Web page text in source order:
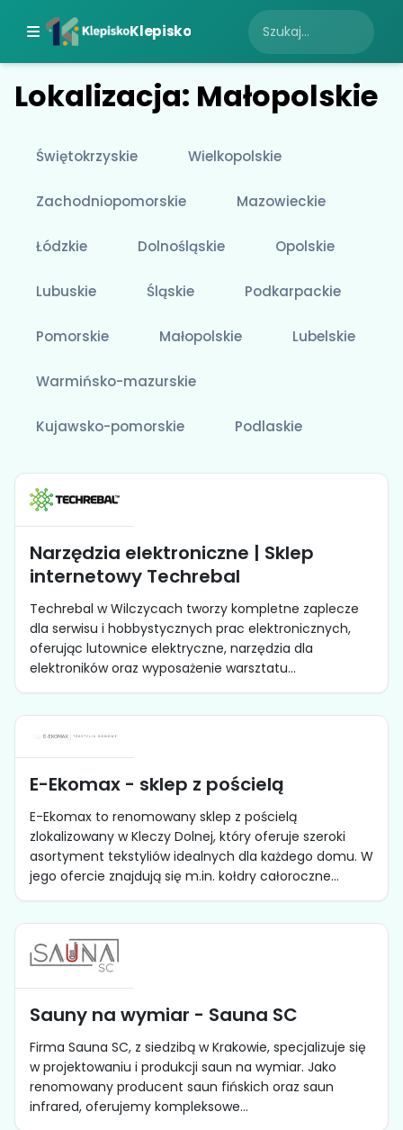
Klepisko
Lokalizacja: Małopolskie
Świętokrzyskie Wielkopolskie
Zachodniopomorskie Mazowieckie
Łódzkie Dolnośląskie Opolskie
Lubuskie Śląskie Podkarpackie
Pomorskie Małopolskie Lubelskie
Warmińsko-mazurskie
Kujawsko-pomorskie Podlaskie
Narzędzia elektroniczne | Sklep
internetowy Techrebal
Techrebal w Wilczycach tworzy kompletne zaplecze
dla serwisu i hobbystycznych prac elektronicznych,
oferując lutownice elektryczne, narzędzia dla
elektroników oraz wyposażenie warsztatu...
E-Ekomax - sklep z pościelą
E-Ekomax to renomowany sklep z pościelą
zlokalizowany w Kleczy Dolnej, który oferuje szeroki
asortyment tekstyliów idealnych dla każdego domu. W
jego ofercie znajdują się m.in. kołdry całoroczne...
Sauny na wymiar - Sauna SC
Firma Sauna SC, z siedzibą w Krakowie, specjalizuje się
w projektowaniu i produkcji saun na wymiar. Jako
renomowany producent saun fińskich oraz saun
infrared, oferujemy kompleksowe...